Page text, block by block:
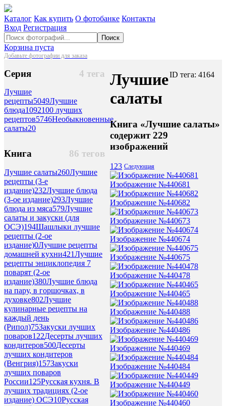
Каталог Как купить О фотобанке Контакты
Вход Регистрация
Поиск
Корзина пуста
Добавьте фотографии для заказа
4 тега
Серия
Лучшие
рецепты5049Лучшие
блюда1092100 лучших
рецептов5746Необыкновенные
салаты20
86 тегов
Книга
Лучшие салаты260Лучшие
рецепты (3-е
издание)232Лучшие блюда
(3-ое издание)293Лучшие
блюда из мяса579Лучшие
салаты и закуски (для
ОСЭ)194Шашлыки лучшие
рецепты (2-ое
издание)0Лучшие рецепты
домашней кухни421Лучшие
рецепты энциклопедия 7
поварят (2-ое
издание)380Лучшие блюда
на пару, в горшочках, в
духовке802Лучшие
кулинарные рецепты на
каждый день
(Рипол)75Закуски лучших
поваров122Десерты лучших
кондитеров500Десерты
лучших кондитеров
(Венгрия)157Закуски
лучших поваров
России125Русская кухня. В
лучших традициях (2-ое
издание) ОСЭ10Русская
ID тега: 4164
Лучшие
салаты
Книга «Лучшие салаты»
содержит 229
изображений
1 23 Следующая
Изображение №440681
Изображение №440682
Изображение №440673
Изображение №440674
Изображение №440675
Изображение №440478
Изображение №440465
Изображение №440488
Изображение №440486
Изображение №440469
Изображение №440484
Изображение №440449
Изображение №440460